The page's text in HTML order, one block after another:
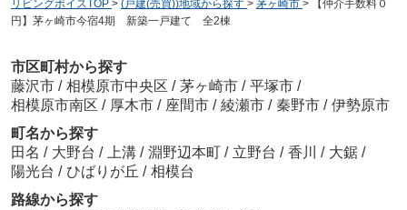
リビングボイスTOP > (戸建(売買))地域から探す > 茅ヶ崎市 >
【仲介手数料０
円】茅ヶ崎市今宿4期 新築一戸建て 全2棟
市区町村から探す
藤沢市 / 相模原市中央区 / 茅ヶ崎市 / 平塚市 /
相模原市南区 / 厚木市 / 座間市 / 綾瀬市 / 秦野市 / 伊勢原市
町名から探す
田名 / 大野台 / 上溝 / 淵野辺本町 / 立野台 / 香川 / 大鋸 /
陽光台 / ひばりが丘 / 相模台
路線から探す